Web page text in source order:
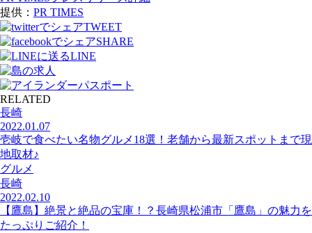
提供： PR TIMES
TWEET
SHARE
LINE
RELATED
長崎
2022.01.07
壱岐で食べたい名物グルメ18選！老舗から最新スポットまで現
地取材♪
グルメ
長崎
2022.02.10
【鷹島】絶景と絶品の宝庫！？長崎県松浦市「鷹島」の魅力を
たっぷりご紹介！